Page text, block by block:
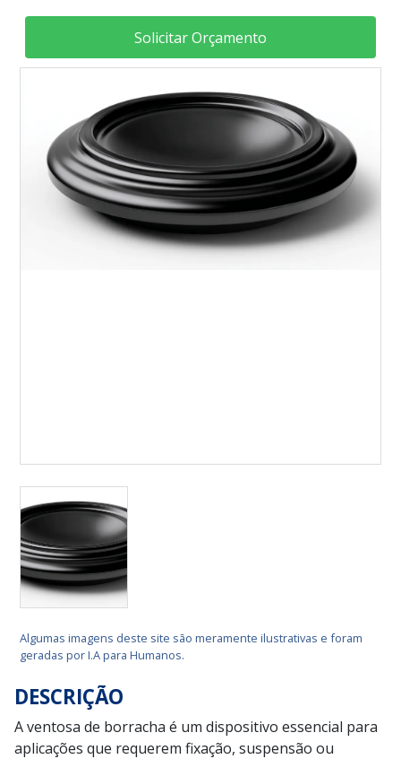
Solicitar Orçamento
Algumas imagens deste site são meramente ilustrativas e foram
geradas por I.A para Humanos.
DESCRIÇÃO
A ventosa de borracha é um dispositivo essencial para
aplicações que requerem fixação, suspensão ou